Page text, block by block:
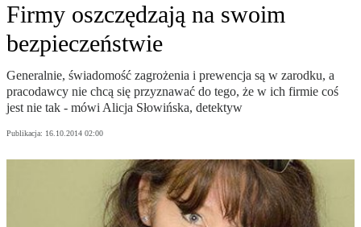
Firmy oszczędzają na swoim
bezpieczeństwie
Generalnie, świadomość zagrożenia i prewencja są w zarodku, a
pracodawcy nie chcą się przyznawać do tego, że w ich firmie coś
jest nie tak - mówi Alicja Słowińska, detektyw
Publikacja: 16.10.2014 02:00